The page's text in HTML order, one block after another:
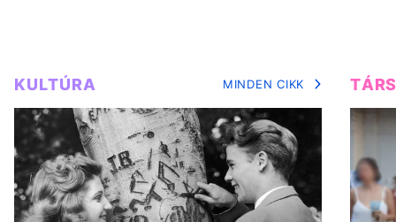
KULTÚRA MINDEN CIKK